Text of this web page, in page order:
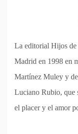
La editorial Hijos
Madrid en 1998 en
Martínez Muley y de
Luciano Rubio, que
el placer y el amor